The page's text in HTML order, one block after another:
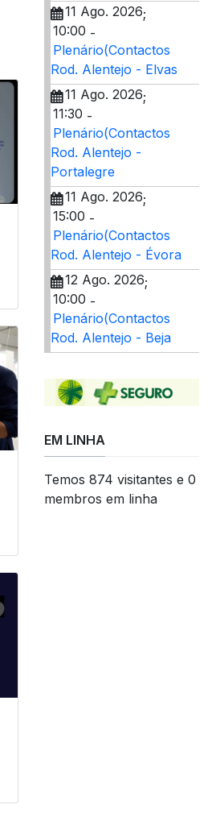
11 Ago. 2026;
10:00 -
Plenário(Contactos
Rod. Alentejo - Elvas
11 Ago. 2026;
11:30 -
Plenário(Contactos
Rod. Alentejo -
Portalegre
11 Ago. 2026;
15:00 -
Plenário(Contactos
Rod. Alentejo - Évora
12 Ago. 2026;
10:00 -
Plenário(Contactos
Rod. Alentejo - Beja
EM LINHA
Temos 874 visitantes e 0
membros em linha